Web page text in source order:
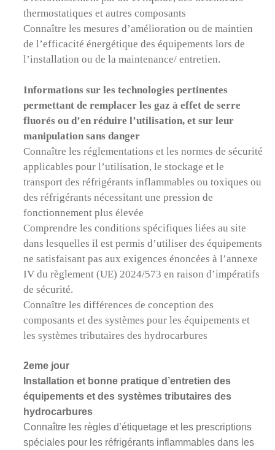
thermostatiques et autres composants
Connaître les mesures d’amélioration ou de maintien
de l’efficacité énergétique des équipements lors de
l’installation ou de la maintenance/ entretien.
Informations sur les technologies pertinentes
permettant de remplacer les gaz à effet de serre
fluorés ou d’en réduire l’utilisation, et sur leur
manipulation sans danger
Connaître les réglementations et les normes de sécurité
applicables pour l’utilisation, le stockage et le
transport des réfrigérants inflammables ou toxiques ou
des réfrigérants nécessitant une pression de
fonctionnement plus élevée
Comprendre les conditions spécifiques liées au site
dans lesquelles il est permis d’utiliser des équipements
ne satisfaisant pas aux exigences énoncées à l’annexe
IV du règlement (UE) 2024/573 en raison d’impératifs
de sécurité.
Connaître les différences de conception des
composants et des systèmes pour les équipements et
les systèmes tributaires des hydrocarbures
2eme jour
Installation et bonne pratique d’entretien des
équipements et des systèmes tributaires des
hydrocarbures
Connaître les règles d’étiquetage et les prescriptions
spéciales pour les réfrigérants inflammables dans les